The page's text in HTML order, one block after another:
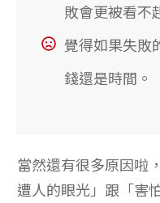
敗會更被看不
覺得如果失敗
錢還是時間。
當然還有很多原因啦
遭人的眼光」跟「害